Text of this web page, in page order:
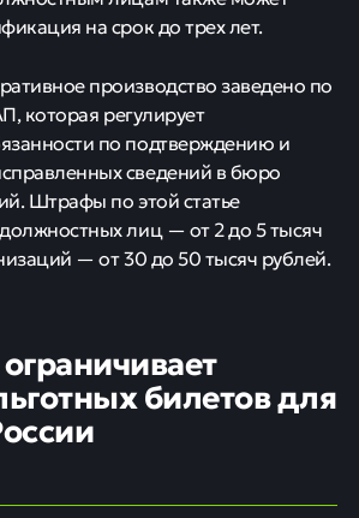
на срок до трех лет.
производство заведено по
которая регулирует
по подтверждению и
сведений в бюро
Штрафы по этой статье
лиц — от 2 до 5 тысяч
— от 30 до 50 тысяч рублей.
билетов для